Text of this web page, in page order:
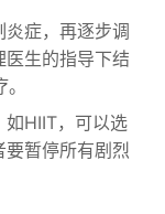
炎症，再逐步调
生的指导下结
如HIIT，可以选
暂停所有剧烈